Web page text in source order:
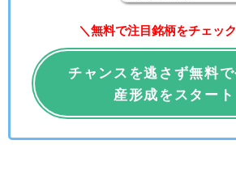
＼無料で注目銘柄をチェッ
チャンスを逃さず無料
産形成をスタート